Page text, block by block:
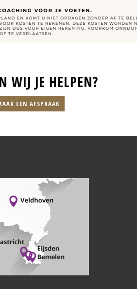
WIJ JE HELPEN?
EEN AFSPRAAK